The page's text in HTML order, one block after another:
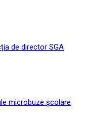
de director SGA
microbuze școlare